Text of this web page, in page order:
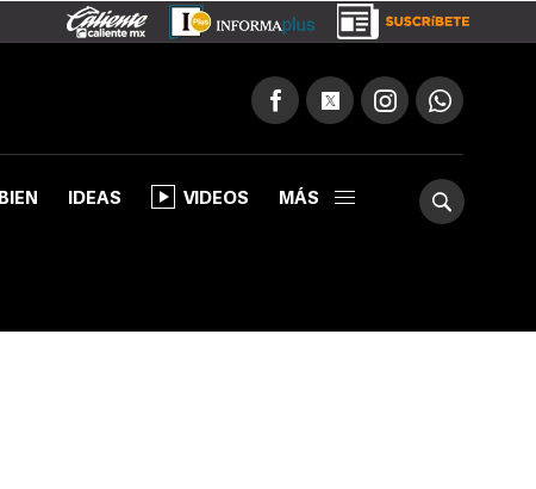
IDEAS VIDEOS MÁS